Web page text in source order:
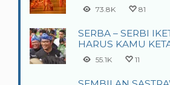
73.8K 81
SERBA – SERBI
HARUS KAMU
55.1K 11